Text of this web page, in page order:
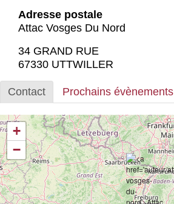
Agenda
Actus et médias
Boutique
Adresse postale
Attac Vosges Du Nord
34 GRAND RUE
67330 UTTWILLER
Contact Prochains évènements
+
−